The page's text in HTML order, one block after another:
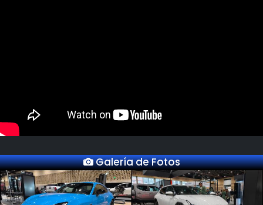
Galería de Fotos